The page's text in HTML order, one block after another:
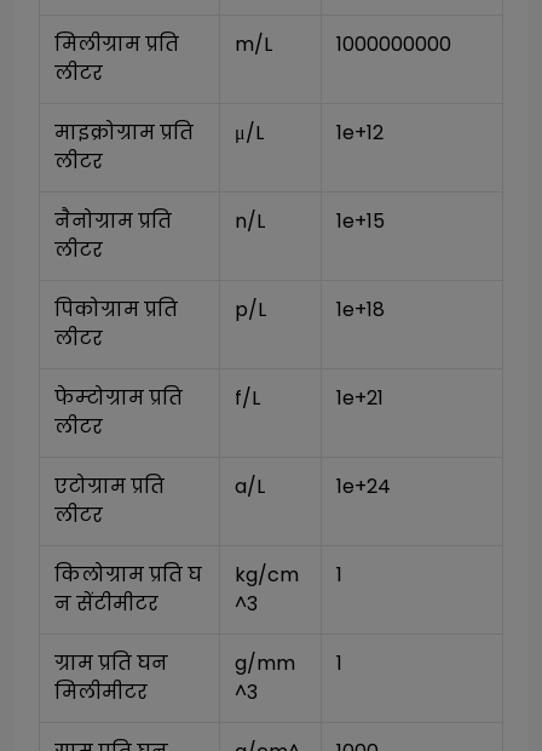
मिलीग्राम प्रति
लीटर
m/L 1000000000
माइक्रोग्राम प्रति
लीटर
μ/L 1e+12
नैनोग्राम प्रति
लीटर
n/L 1e+15
पिकोग्राम प्रति
लीटर
p/L 1e+18
फेम्टोग्राम प्रति
लीटर
f/L 1e+21
एटोग्राम प्रति
लीटर
a/L 1e+24
किलोग्राम प्रति घ
न सेंटीमीटर
kg/cm
^3
1
ग्राम प्रति घन
मिलीमीटर
g/mm
^3
1